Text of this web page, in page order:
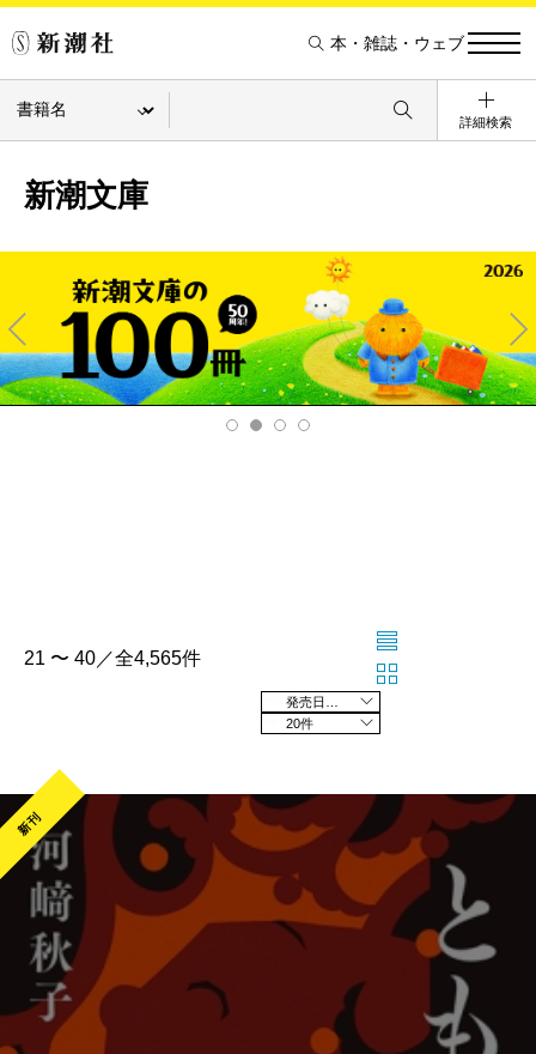
本・雑誌・ウェブ
詳細検索
新潮文庫
Pre
v
Ne
xt
21 〜 40／全4,565件
20件
新刊